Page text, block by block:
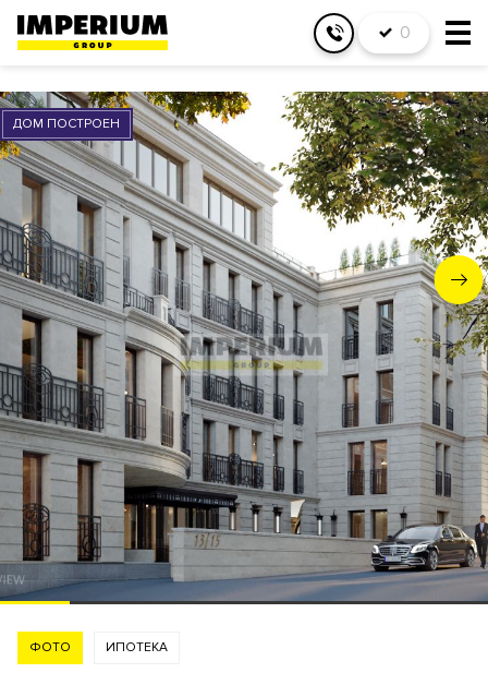
0
ДОМ ПОСТРОЕН
ФОТО ИПОТЕКА